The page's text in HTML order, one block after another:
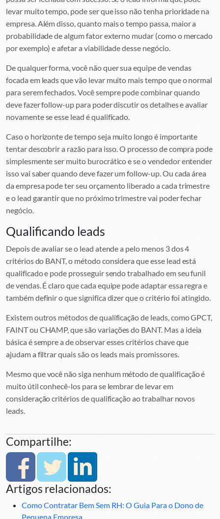
levar muito tempo, pode ser que isso não tenha prioridade na
empresa. Além disso, quanto mais o tempo passa, maior a
probabilidade de algum fator externo mudar (como o mercado
por exemplo) e afetar a viabilidade desse negócio.
De qualquer forma, você não quer sua equipe de vendas
focada em leads que vão levar muito mais tempo que o normal
para serem fechados. Você sempre pode combinar quando
deve fazer follow-up para poder discutir os detalhes e avaliar
novamente se esse lead é qualificado.
Caso o horizonte de tempo seja muito longo é importante
tentar descobrir a razão para isso. O processo de compra pode
simplesmente ser muito burocrático e se o vendedor entender
isso vai saber quando deve fazer um follow-up. Ou cada área
da empresa pode ter seu orçamento liberado a cada trimestre
e o lead garantir que no próximo trimestre vai poder fechar
negócio.
Qualificando leads
Depois de avaliar se o lead atende a pelo menos 3 dos 4
critérios do BANT, o método considera que esse lead está
qualificado e pode prosseguir sendo trabalhado em seu funil
de vendas. É claro que cada equipe pode adaptar essa regra e
também definir o que significa dizer que o critério foi atingido.
Existem outros métodos de qualificação de leads, como GPCT,
FAINT ou CHAMP, que são variações do BANT. Mas a ideia
básica é sempre a de observar esses critérios chave que
ajudam a filtrar quais são os leads mais promissores.
Mesmo que você não siga nenhum método de qualificação é
muito útil conhecê-los para se lembrar de levar em
consideração critérios de qualificação ao trabalhar novos
leads.
Compartilhe:
Artigos relacionados:
Como Contratar Bem Sem RH: O Guia Para o Dono de
Pequena Empresa